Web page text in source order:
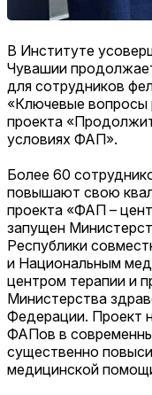
В Институте
Чувашии
для сотрудников
«Ключевые вопросы
проекта
условиях ФАП».
Более 60
повышают свою
проекта «ФАП –
запущен
Республики
и Национальным
центром терапии и
Министерства
Федерации. Проект
ФАПов в
существенно
медицинской